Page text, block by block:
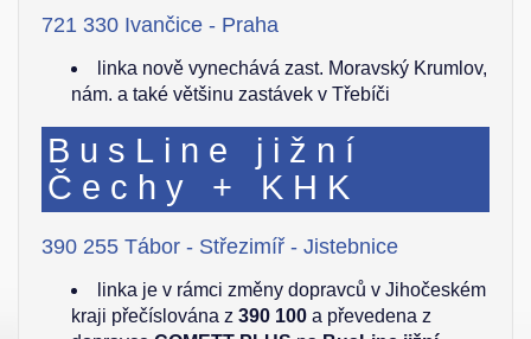
721 330 Ivančice - Praha
linka nově vynechává zast. Moravský Krumlov,
nám. a také většinu zastávek v Třebíči
BusLine jižní
Čechy + KHK
390 255 Tábor - Střezimíř - Jistebnice
linka je v rámci změny dopravců v Jihočeském
kraji přečíslována z 390 100 a převedena z